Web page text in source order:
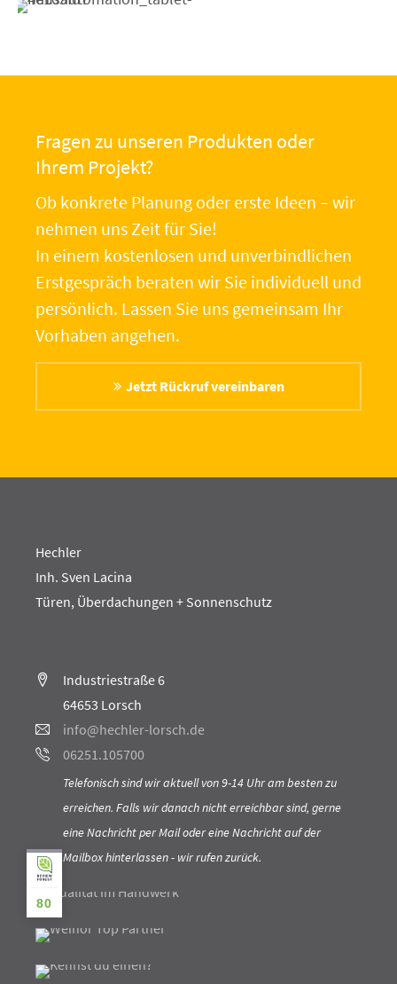
Fragen zu unseren Produkten oder
Ihrem Projekt?
Ob konkrete Planung oder erste Ideen – wir
nehmen uns Zeit für Sie!
In einem kostenlosen und unverbindlichen
Erstgespräch beraten wir Sie individuell und
persönlich. Lassen Sie uns gemeinsam Ihr
Vorhaben angehen.
Jetzt Rückruf vereinbaren
Hechler
Inh. Sven Lacina
Türen, Überdachungen + Sonnenschutz
Industriestraße 6
64653 Lorsch
info@hechler-lorsch.de
06251.105700
Telefonisch sind wir aktuell von 9-14 Uhr am besten zu
erreichen. Falls wir danach nicht erreichbar sind, gerne
eine Nachricht per Mail oder eine Nachricht auf der
Mailbox hinterlassen - wir rufen zurück.
80